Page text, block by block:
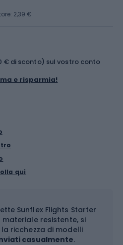
2,39 €
€ di sconto) sul vostro conto
e risparmia!
qui
Sunflex Flights Starter
materiale resistente, si
ricchezza di modelli
casualmente.